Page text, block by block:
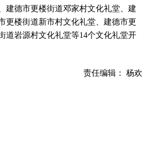
建德市更楼街道邓家村文化礼堂、建
更楼街道新市村文化礼堂、建德市更
道岩源村文化礼堂等14个文化礼堂开
责任编辑： 杨欢